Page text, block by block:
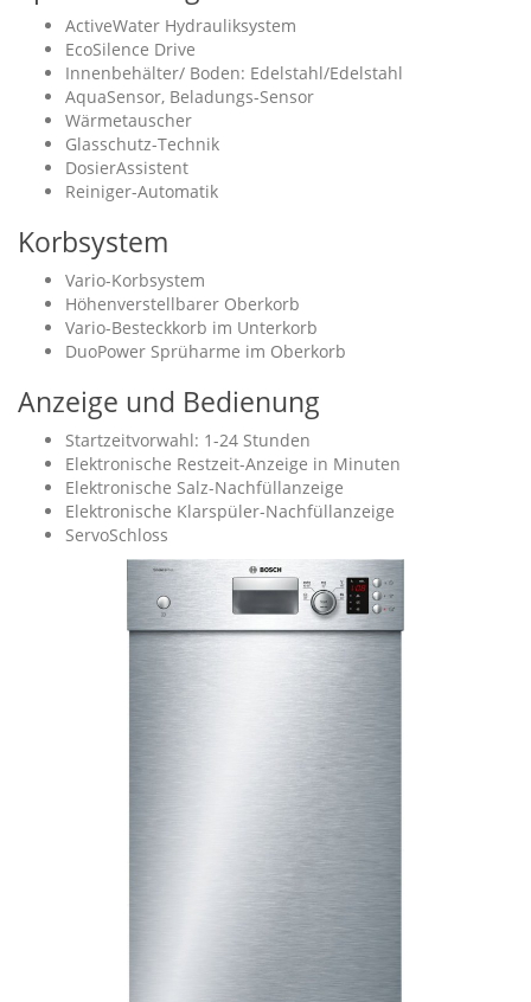
ActiveWater Hydrauliksystem
EcoSilence Drive
Innenbehälter/ Boden: Edelstahl/Edelstahl
AquaSensor, Beladungs-Sensor
Wärmetauscher
Glasschutz-Technik
DosierAssistent
Reiniger-Automatik
Korbsystem
Vario-Korbsystem
Höhenverstellbarer Oberkorb
Vario-Besteckkorb im Unterkorb
DuoPower Sprüharme im Oberkorb
Anzeige und Bedienung
Startzeitvorwahl: 1-24 Stunden
Elektronische Restzeit-Anzeige in Minuten
Elektronische Salz-Nachfüllanzeige
Elektronische Klarspüler-Nachfüllanzeige
ServoSchloss